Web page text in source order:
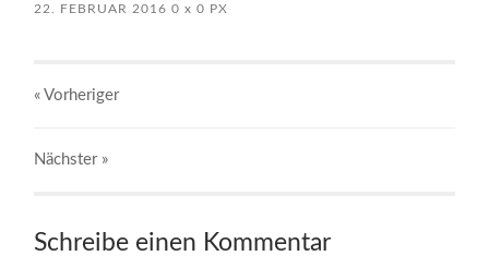
22. FEBRUAR 2016 0x 0 PX
« Vorheriger
Nächster »
Schreibe einen Kommentar